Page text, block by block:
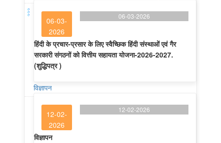
06-03-
2026
06-03-2026
हिंदी के प्रचार-प्रसार के लिए स्वैच्छिक हिंदी संस्थाओं एवं गैर
सरकारी संगठनों को वित्तीय सहायता योजना-2026-2027.
(शुद्धिपत्र )
विज्ञापन
12-02-
2026
12-02-2026
विज्ञापन